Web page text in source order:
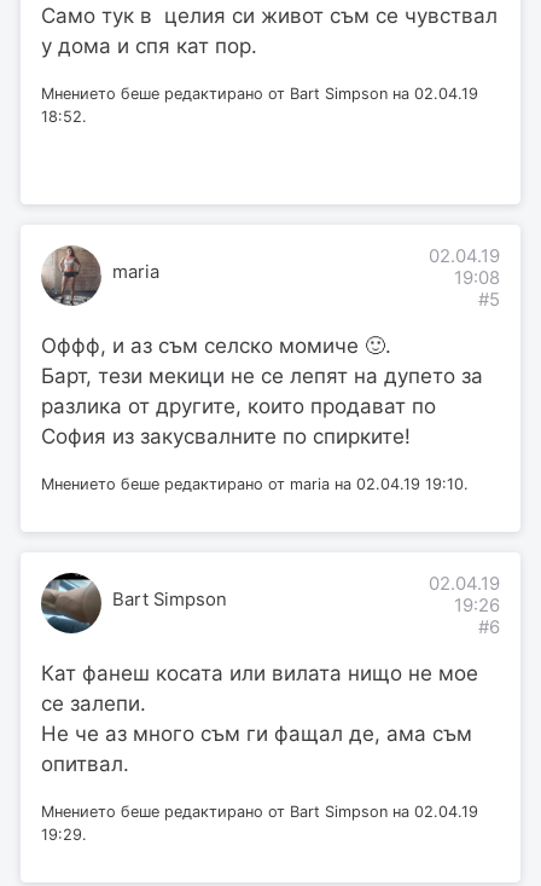
Само тук в целия си живот съм се чувствал
у дома и спя кат пор.
Мнението беше редактирано от Bart Simpson на 02.04.19
18:52.
maria
02.04.19
19:08
#5
Оффф, и аз съм селско момиче 🙂.
Барт, тези мекици не се лепят на дупето за
разлика от другите, които продават по
София из закусвалните по спирките!
Мнението беше редактирано от maria на 02.04.19 19:10.
Bart Simpson
02.04.19
19:26
#6
Кат фанеш косата или вилата нищо не мое
се залепи.
Не че аз много съм ги фащал де, ама съм
опитвал.
Мнението беше редактирано от Bart Simpson на 02.04.19
19:29.